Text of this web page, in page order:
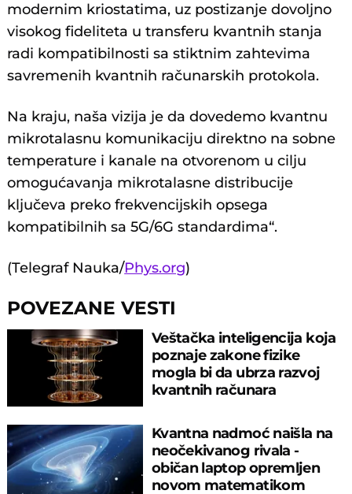
modernim kriostatima, uz postizanje dovoljno
visokog fideliteta u transferu kvantnih stanja
radi kompatibilnosti sa stiktnim zahtevima
savremenih kvantnih računarskih protokola.
Na kraju, naša vizija je da dovedemo kvantnu
mikrotalasnu komunikaciju direktno na sobne
temperature i kanale na otvorenom u cilju
omogućavanja mikrotalasne distribucije
ključeva preko frekvencijskih opsega
kompatibilnih sa 5G/6G standardima“.
(Telegraf Nauka/Phys.org)
POVEZANE VESTI
Veštačka inteligencija koja
poznaje zakone fizike
mogla bi da ubrza razvoj
kvantnih računara
Kvantna nadmoć naišla na
neočekivanog rivala -
običan laptop opremljen
novom matematikom